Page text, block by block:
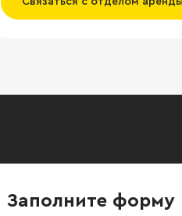
Заполните форму